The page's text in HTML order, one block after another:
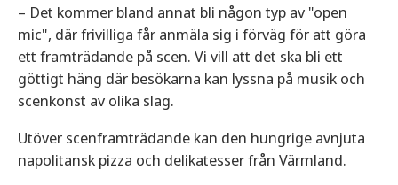
– Det kommer bland annat bli någon typ av "open
mic", där frivilliga får anmäla sig i förväg för att göra
ett framträdande på scen. Vi vill att det ska bli ett
göttigt häng där besökarna kan lyssna på musik och
scenkonst av olika slag.
Utöver scenframträdande kan den hungrige avnjuta
napolitansk pizza och delikatesser från Värmland.